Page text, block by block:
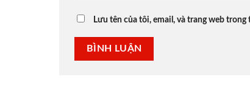
Lưu tên của tôi, email, và trang web